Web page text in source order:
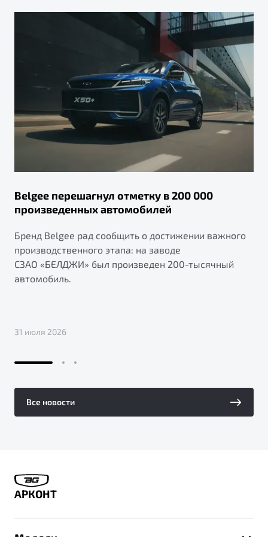
Belgee перешагнул отметку в 200 000
произведенных автомобилей
Бренд Belgee рад сообщить о достижении важного
производственного этапа: на заводе
СЗАО «БЕЛДЖИ» был произведен 200-тысячный
автомобиль.
31 июля 2026
Все новости
АРКОНТ